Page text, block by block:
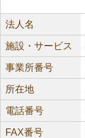
法人名
施設・サービス
事業所番号
所在地
電話番号
FAX番号